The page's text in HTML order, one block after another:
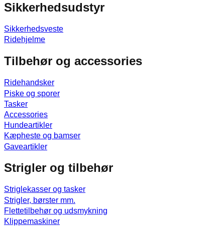
Sikkerhedsudstyr
Sikkerhedsveste
Ridehjelme
Tilbehør og accessories
Ridehandsker
Piske og sporer
Tasker
Accessories
Hundeartikler
Kæpheste og bamser
Gaveartikler
Strigler og tilbehør
Striglekasser og tasker
Strigler, børster mm.
Flettetilbehør og udsmykning
Klippemaskiner